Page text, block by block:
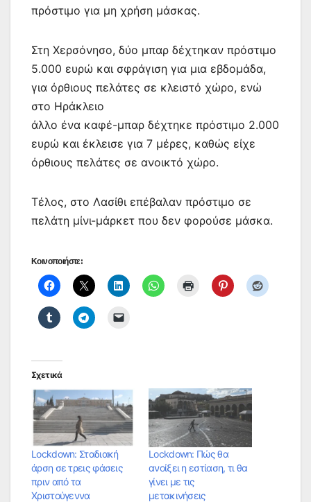
πρόστιμο για μη χρήση μάσκας.
Στη Χερσόνησο, δύο μπαρ δέχτηκαν πρόστιμο
5.000 ευρώ και σφράγιση για μια εβδομάδα,
για όρθιους πελάτες σε κλειστό χώρο, ενώ
στο Ηράκλειο
άλλο ένα καφέ-μπαρ δέχτηκε πρόστιμο 2.000
ευρώ και έκλεισε για 7 μέρες, καθώς είχε
όρθιους πελάτες σε ανοικτό χώρο.
Τέλος, στο Λασίθι επέβαλαν πρόστιμο σε
πελάτη μίνι-μάρκετ που δεν φορούσε μάσκα.
Κοινοποιήστε:
Σχετικά
Lockdown: Σταδιακή
άρση σε τρεις φάσεις
πριν από τα
Χριστούγεννα
Lockdown: Πώς θα
ανοίξει η εστίαση, τι θα
γίνει με τις
μετακινήσεις